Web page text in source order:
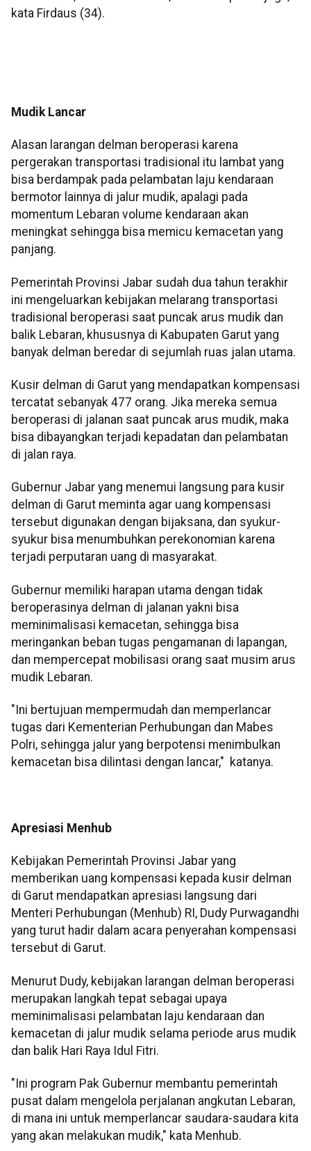
kata Firdaus (34).
Mudik Lancar
Alasan larangan delman beroperasi karena
pergerakan transportasi tradisional itu lambat yang
bisa berdampak pada pelambatan laju kendaraan
bermotor lainnya di jalur mudik, apalagi pada
momentum Lebaran volume kendaraan akan
meningkat sehingga bisa memicu kemacetan yang
panjang.
Pemerintah Provinsi Jabar sudah dua tahun terakhir
ini mengeluarkan kebijakan melarang transportasi
tradisional beroperasi saat puncak arus mudik dan
balik Lebaran, khususnya di Kabupaten Garut yang
banyak delman beredar di sejumlah ruas jalan utama.
Kusir delman di Garut yang mendapatkan kompensasi
tercatat sebanyak 477 orang. Jika mereka semua
beroperasi di jalanan saat puncak arus mudik, maka
bisa dibayangkan terjadi kepadatan dan pelambatan
di jalan raya.
Gubernur Jabar yang menemui langsung para kusir
delman di Garut meminta agar uang kompensasi
tersebut digunakan dengan bijaksana, dan syukur-
syukur bisa menumbuhkan perekonomian karena
terjadi perputaran uang di masyarakat.
Gubernur memiliki harapan utama dengan tidak
beroperasinya delman di jalanan yakni bisa
meminimalisasi kemacetan, sehingga bisa
meringankan beban tugas pengamanan di lapangan,
dan mempercepat mobilisasi orang saat musim arus
mudik Lebaran.
"Ini bertujuan mempermudah dan memperlancar
tugas dari Kementerian Perhubungan dan Mabes
Polri, sehingga jalur yang berpotensi menimbulkan
kemacetan bisa dilintasi dengan lancar," katanya.
Apresiasi Menhub
Kebijakan Pemerintah Provinsi Jabar yang
memberikan uang kompensasi kepada kusir delman
di Garut mendapatkan apresiasi langsung dari
Menteri Perhubungan (Menhub) RI, Dudy Purwagandhi
yang turut hadir dalam acara penyerahan kompensasi
tersebut di Garut.
Menurut Dudy, kebijakan larangan delman beroperasi
merupakan langkah tepat sebagai upaya
meminimalisasi pelambatan laju kendaraan dan
kemacetan di jalur mudik selama periode arus mudik
dan balik Hari Raya Idul Fitri.
"Ini program Pak Gubernur membantu pemerintah
pusat dalam mengelola perjalanan angkutan Lebaran,
di mana ini untuk memperlancar saudara-saudara kita
yang akan melakukan mudik," kata Menhub.